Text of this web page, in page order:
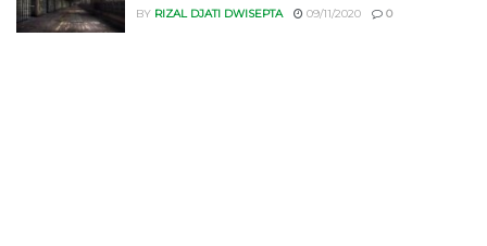
BY RIZAL DJATI DWISEPTA 09/11/2020 0